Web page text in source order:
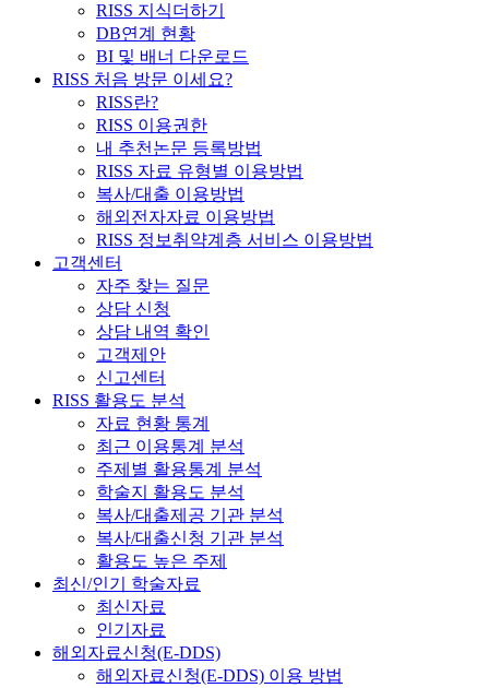
RISS 지식더하기
DB연계 현황
BI 및 배너 다운로드
RISS 처음 방문 이세요?
RISS란?
RISS 이용권한
내 추천논문 등록방법
RISS 자료 유형별 이용방법
복사/대출 이용방법
해외전자자료 이용방법
RISS 정보취약계층 서비스 이용방법
고객센터
자주 찾는 질문
상담 신청
상담 내역 확인
고객제안
신고센터
RISS 활용도 분석
자료 현황 통계
최근 이용통계 분석
주제별 활용통계 분석
학술지 활용도 분석
복사/대출제공 기관 분석
복사/대출신청 기관 분석
활용도 높은 주제
최신/인기 학술자료
최신자료
인기자료
해외자료신청(E-DDS)
해외자료신청(E-DDS) 이용 방법